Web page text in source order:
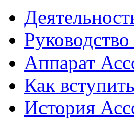
Аппарат
Как
История